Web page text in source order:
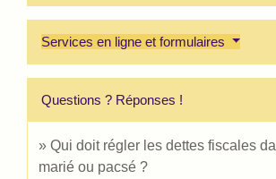
Services en ligne et formulaires
Questions ? Réponses !
Qui doit régler les dettes fiscales
marié ou pacsé ?